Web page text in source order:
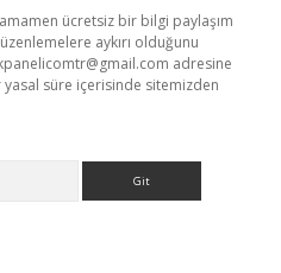
ücretsiz bir bilgi paylaşım
aykırı olduğunu
adresine
süre içerisinde sitemizden